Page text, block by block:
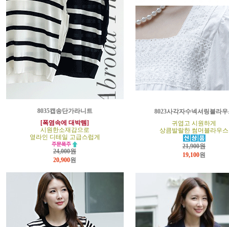
8035캡송단가라니트
[폭염속에 대박템]
시원한소재감으로
옆라인 디테일 고급스럽게
24,000원
20,900원
8023사각자수넥셔링블라우
귀엽고 시원하게
상큼발랄한 썸머블라우스
21,900원
19,100원